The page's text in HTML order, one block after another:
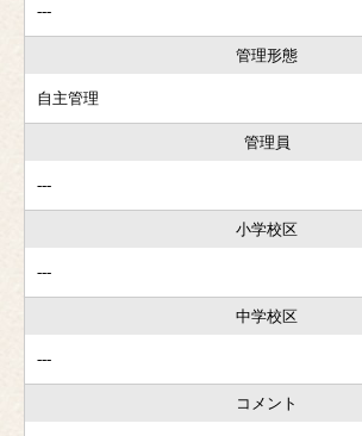
---
管理形態
自主管理
管理員
---
小学校区
---
中学校区
---
コメント